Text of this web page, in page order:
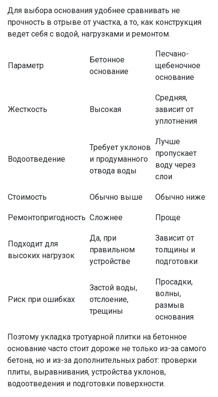
Для выбора основания удобнее сравнивать не
прочность в отрыве от участка, а то, как конструкция
ведет себя с водой, нагрузками и ремонтом.
Параметр
Бетонное
основание
Песчано-
щебеночное
основание
Жесткость Высокая
Средняя,
зависит от
уплотнения
Водоотведение
Требует уклонов
и продуманного
отвода воды
Лучше
пропускает
воду через
слои
Стоимость Обычно выше Обычно ниже
Ремонтопригодность Сложнее Проще
Подходит для
высоких нагрузок
Да, при
правильном
устройстве
Зависит от
толщины и
подготовки
Риск при ошибках
Застой воды,
отслоение,
трещины
Просадки,
волны,
размыв
основания
Поэтому укладка тротуарной плитки на бетонное
основание часто стоит дороже не только из-за самого
бетона, но и из-за дополнительных работ: проверки
плиты, выравнивания, устройства уклонов,
водоотведения и подготовки поверхности.